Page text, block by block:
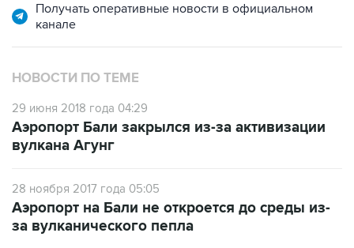
Получать оперативные новости в официальном
канале
НОВОСТИ ПО ТЕМЕ
29 июня 2018 года 04:29
Аэропорт Бали закрылся из-за активизации
вулкана Агунг
28 ноября 2017 года 05:05
Аэропорт на Бали не откроется до среды из-
за вулканического пепла